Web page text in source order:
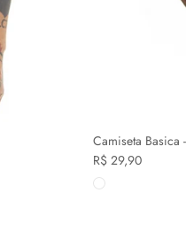
Camiseta Basica
R$ 29,90